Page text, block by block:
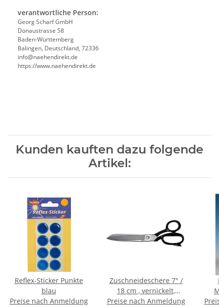
verantwortliche Person:
Georg Scharf GmbH
Donaustrasse 58
Baden-Württemberg
Balingen, Deutschland, 72336
info@naehendirekt.de
https://www.naehendirekt.de
Kunden kauften dazu folgende
Artikel:
Reflex-Sticker Punkte
blau
Preise nach Anmeldung
Zuschneideschere 7" /
18 cm , vernickelt,
schwarz
Preise nach Anmeldung